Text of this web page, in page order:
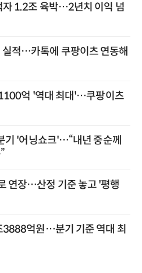
자 1.2조 육박…2년치 이익 넘
실적…카톡에 쿠팡이츠 연동해
억 '역대 최대'…쿠팡이츠
기 '어닝쇼크'…“내년 중순께
연장…산정 기준 놓고 '평행
3888억원…분기 기준 역대 최